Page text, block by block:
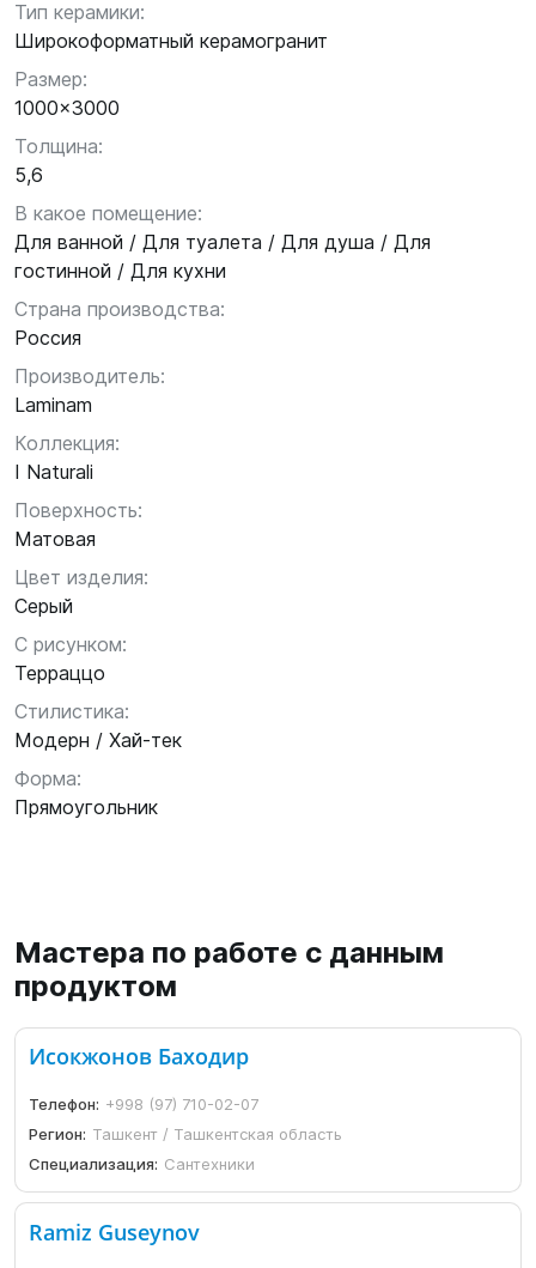
Тип керамики:
Широкоформатный керамогранит
Размер:
1000x3000
Толщина:
5,6
В какое помещение:
Для ванной / Для туалета / Для душа / Для
гостинной / Для кухни
Страна производства:
Россия
Производитель:
Laminam
Коллекция:
I Naturali
Поверхность:
Матовая
Цвет изделия:
Серый
С рисунком:
Терраццо
Стилистика:
Модерн / Хай-тек
Форма:
Прямоугольник
Мастера по работе с данным
продуктом
Исокжонов Баходир
Телефон: +998 (97) 710-02-07
Регион: Ташкент / Ташкентская область
Специализация: Сантехники
Ramiz Guseynov